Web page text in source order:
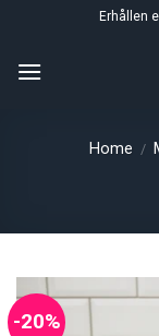
content
Erhållen
Home /
-20%